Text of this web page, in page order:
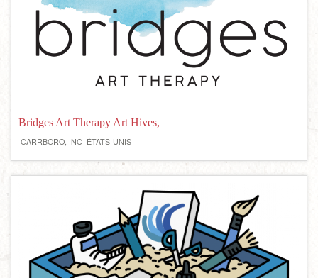
Bridges Art Therapy Art Hives,
CARRBORO, NC ÉTATS-UNIS